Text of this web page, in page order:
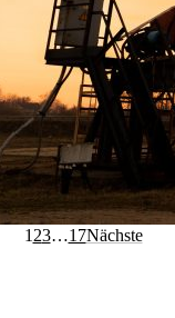
1 23…17Nächste